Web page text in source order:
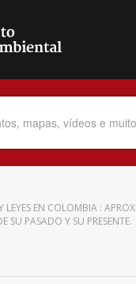
LEYES EN COLOMBIA :
SU PASADO Y SU PRESENTE.